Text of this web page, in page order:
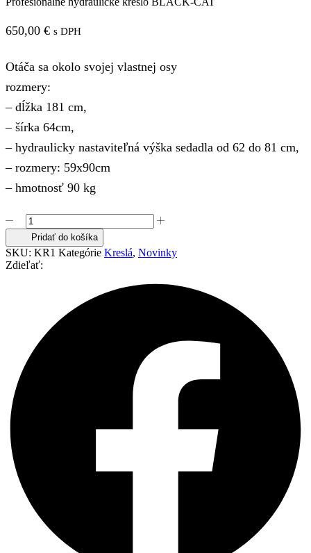
650,00 € s DPH
Otáča sa okolo svojej vlastnej osy
rozmery:
– dĺžka 181 cm,
– šírka 64cm,
– hydraulicky nastaviteľná výška sedadla od 62 do 81 cm,
– rozmery: 59x90cm
– hmotnosť 90 kg
množstvo
Profesionálne
hydraulické
kreslo
BLACK-
Pridať do košíka
SKU: KR1 Kategórie Kreslá, Novinky
Zdieľať: